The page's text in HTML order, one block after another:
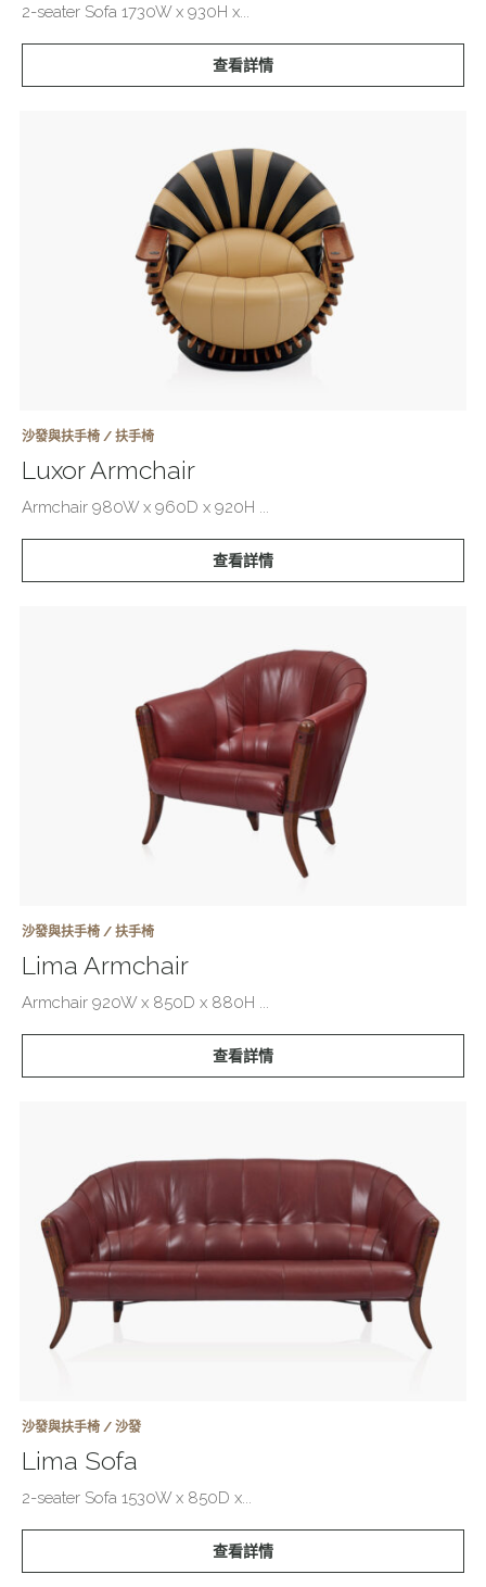
2-seater Sofa 1730W x 930H x...
查看詳情
沙發與扶手椅 / 扶手椅
Luxor Armchair
Armchair 980W x 960D x 920H ...
查看詳情
沙發與扶手椅 / 扶手椅
Lima Armchair
Armchair 920W x 850D x 880H ...
查看詳情
沙發與扶手椅 / 沙發
Lima Sofa
2-seater Sofa 1530W x 850D x...
查看詳情